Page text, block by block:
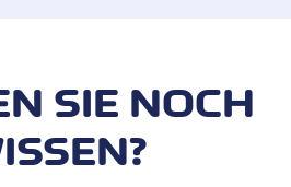
SIE NOCH